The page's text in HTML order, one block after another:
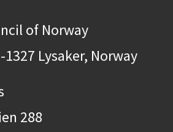
of Norway
1327 Lysaker, Norway
288